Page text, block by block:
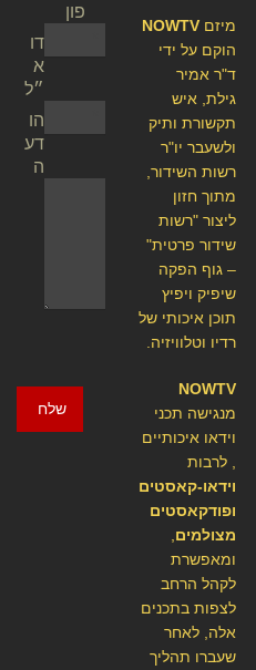
פון
דו
א
״ל
הו
דע
ה
שלח
מיזם NOWTV
הוקם על ידי
ד"ר אמיר
גילת, איש
תקשורת ותיק
ולשעבר יו"ר
רשות השידור,
מתוך חזון
ליצור "רשות
שידור פרטית"
– גוף הפקה
שיפיק ויפיץ
תוכן איכותי של
רדיו וטלוויזיה.
NOWTV
מנגישה תכני
וידאו איכותיים
, לרבות
וידאו-קאסטים
ופודקאסטים
מצולמים
ומאפשרת
לקהל הרחב
לצפות בתכנים
אלה, לאחר
שעברו תהליך